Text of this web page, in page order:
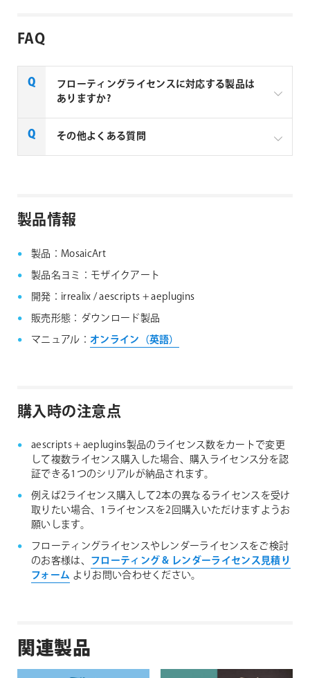
FAQ
フローティングライセンスに対応する製品は
ありますか?
一部製品でフローティングライセンスの取扱いがあり
aescripts + aeplugins社 フローティングライセン
その他よくある質問
製品情報
製品：MosaicArt
製品名ヨミ：モザイクアート
開発：irrealix / aescripts + aeplugins
販売形態：ダウンロード製品
マニュアル： オンライン（英語）
購入時の注意点
aescripts + aeplugins製品のライセンス数をカートで変更
して複数ライセンス購入した場合、購入ライセンス分を認
証できる1つのシリアルが納品されます。
例えば2ライセンス購入して2本の異なるライセンスを受け
取りたい場合、1ライセンスを2回購入いただけますようお
願いします。
フローティングライセンスやレンダーライセンスをご検討
のお客様は、 フローティング & レンダーライセンス見積り
フォーム よりお問い合わせください。
関連製品